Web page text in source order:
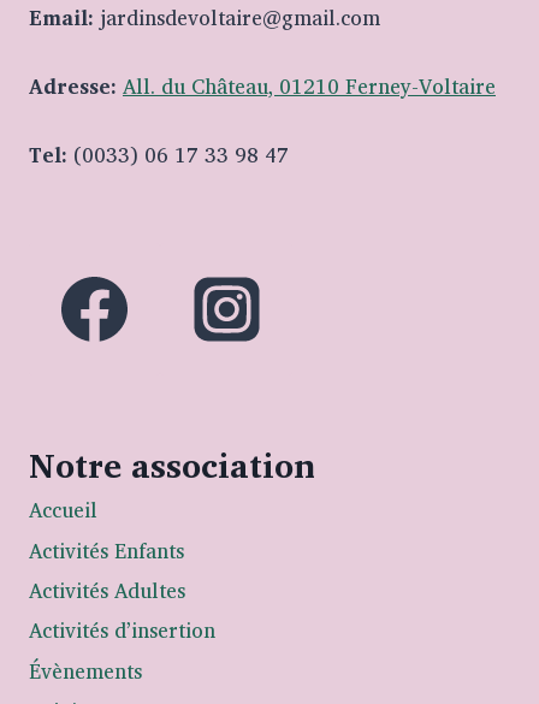
Email: jardinsdevoltaire@gmail.com
Adresse: All. du Château, 01210 Ferney-Voltaire
Tel: (0033) 06 17 33 98 47
Notre association
Accueil
Activités Enfants
Activités Adultes
Activités d’insertion
Évènements